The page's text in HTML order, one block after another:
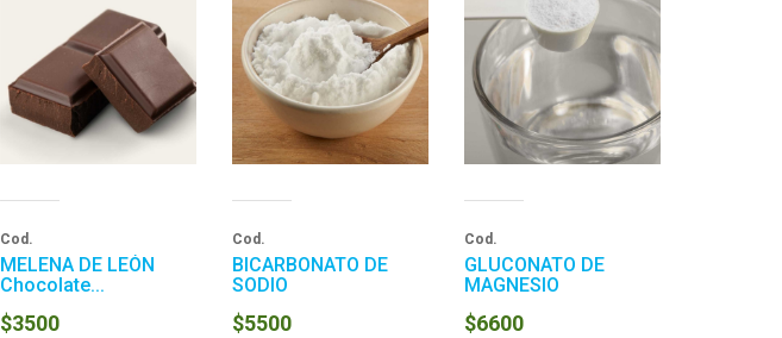
Cod.
MELENA DE LEÓN
Chocolate...
$3500
Cod.
BICARBONATO DE
SODIO
$5500
Cod.
GLUCONATO DE
MAGNESIO
$6600